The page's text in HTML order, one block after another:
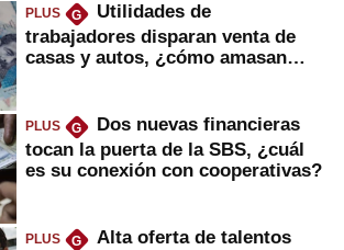
PLUS G
Utilidades de
trabajadores disparan venta de
casas y autos, ¿cómo amasan
PLUS G
Dos nuevas financieras
tocan la puerta de la SBS, ¿cuál
es su conexión con cooperativas?
PLUS G
Alta oferta de talentos